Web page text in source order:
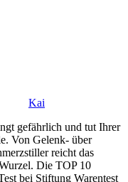
Kai
gefährlich und tut Ihrer
Von Gelenk- über
reicht das
Die TOP 10
bei Stiftung Warentest